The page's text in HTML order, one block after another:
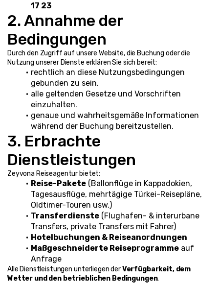
17 23
2. Annahme der
Bedingungen
Durch den Zugriff auf unsere Website, die Buchung oder die
Nutzung unserer Dienste erklären Sie sich bereit:
rechtlich an diese Nutzungsbedingungen
gebunden zu sein.
alle geltenden Gesetze und Vorschriften
einzuhalten.
genaue und wahrheitsgemäße Informationen
während der Buchung bereitzustellen.
3. Erbrachte
Dienstleistungen
Zeyvona Reiseagentur bietet:
Reise-Pakete (Ballonflüge in Kappadokien,
Tagesausflüge, mehrtägige Türkei-Reisepläne,
Oldtimer-Touren usw.)
Transferdienste (Flughafen- & interurbane
Transfers, private Transfers mit Fahrer)
Hotelbuchungen & Reiseanordnungen
Maßgeschneiderte Reiseprogramme auf
Anfrage
Alle Dienstleistungen unterliegen der Verfügbarkeit, dem
Wetter und den betrieblichen Bedingungen.